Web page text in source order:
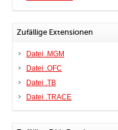
Zufällige Extensionen
Datei .MGM
Datei .OFC
Datei .TB
Datei .TRACE